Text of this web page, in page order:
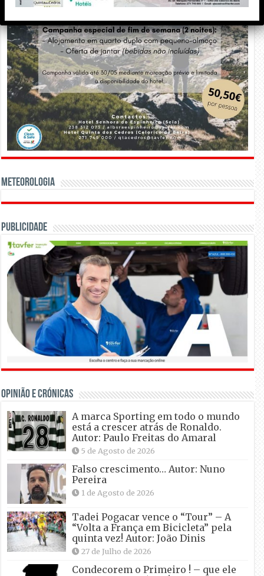
Meteorologia
Publicidade
OPINIÃO E CRÓNICAS
A marca Sporting em todo o mundo
está a crescer atrás de Ronaldo.
Autor: Paulo Freitas do Amaral
5 de Agosto de 2026
Falso crescimento… Autor: Nuno
Pereira
1 de Agosto de 2026
Tadei Pogacar vence o “Tour” – A
“Volta a França em Bicicleta” pela
quinta vez! Autor: João Dinis
27 de Julho de 2026
Condecorem o Primeiro ! – que ele